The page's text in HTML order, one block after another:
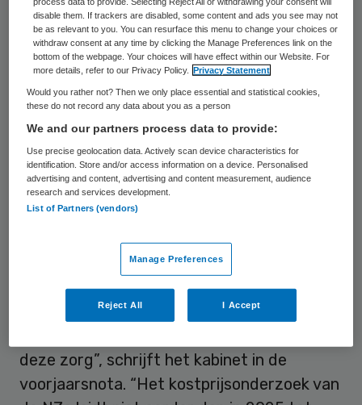
“De compensatie voor geleverde VG7-zorg
in de gehandicaptenzorg leidt ertoe dat in
toenemende mate aanbieders
deze zorg”, schrijft het kabinet in de
voorjaarsnota. “Het kostprijsonderzoek van
disable them. If trackers are disabled, some content and ads you see may not
be as relevant to you. You can resurface this menu to change your choices or
withdraw consent at any time by clicking the Manage Preferences link on the
bottom of the webpage. Your choices will have effect within our Website. For
more details, refer to our Privacy Policy.
Privacy Statement
Would you rather not? Then we only place essential and statistical cookies,
these do not record any data about you as a person
We and our partners process data to provide:
Use precise geolocation data. Actively scan device characteristics for
identification. Store and/or access information on a device. Personalised
advertising and content, advertising and content measurement, audience
research and services development.
List of Partners (vendors)
Manage Preferences
Reject All I Accept